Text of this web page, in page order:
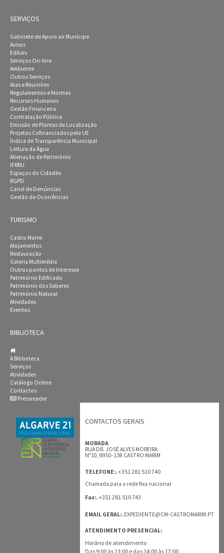
SERVIÇOS
Gabinete de Apoio ao Munícipe
Avisos
Editais
Serviços On-line
Ambiente
Outros Serviços
Atas e Reuniões
Regulamentos e Normas
Recursos Humanos
Gestão Financeira
Contratação Pública
Emissão de Plantas de Localização
Projetos Cofinanciados pela UE
Índice de Transparência Municipal
Leitura da Água
Alienação de Património
IFRRU
Espaços do Cidadão
RGPD
Canal de Denúncias
Gestão de Ocorrências
TURISMO
Castro Marim
Alojamentos
Restauração
Galeria Multimédia
Outros pontos de Interesse
Património Edificado
Património dos Saberes
Património Natural
Atividades
Eventos
BIBLIOTECA
A Biblioteca
Serviços
Atividades
Catálogo Online
Contactos
Pressreader
CONTACTOS GERAIS
MORADA
RUA DR. JOSÉ ALVES MOREIRA
Nº10, 8950-138 CASTRO MARIM
TELEFONE:.+351 281 510 740
Chamada para a rede fixa nacional
Fax:.+351 281 510 743
EMAIL GERAL:. EXPEDIENTE@CM-CASTROMARIM.PT
ATENDIMENTO PRESENCIAL:
Horário de atendimento
Das 9:00 às 13:00 e das 14:00 às 17:00.